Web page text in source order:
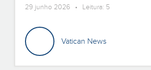
29 junho 2026 • Leitura: 5
Vatican News